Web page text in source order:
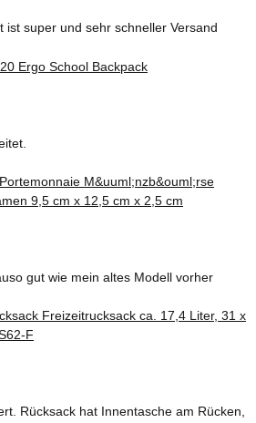
ist super und sehr schneller Versand
gut wie mein altes Modell vorher
Rücksack hat Innentasche am Rücken,